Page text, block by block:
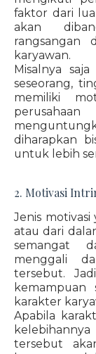
faktor dari
akan
rangsangan
karyawan.
Misalnya
seseorang,
memiliki
diharapkan
untuk lebih
2. Motivasi
Jenis
atau dari
semangat
menggali
tersebut.
karakter
Apabila
tersebut